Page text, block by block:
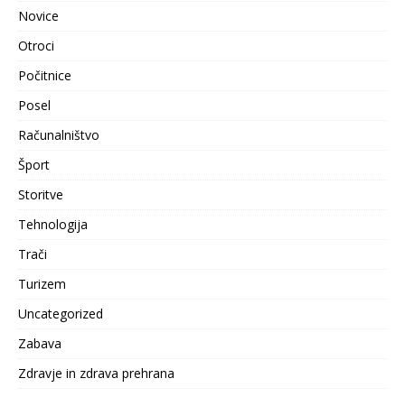
Novice
Otroci
Počitnice
Posel
Računalništvo
Šport
Storitve
Tehnologija
Trači
Turizem
Uncategorized
Zabava
Zdravje in zdrava prehrana